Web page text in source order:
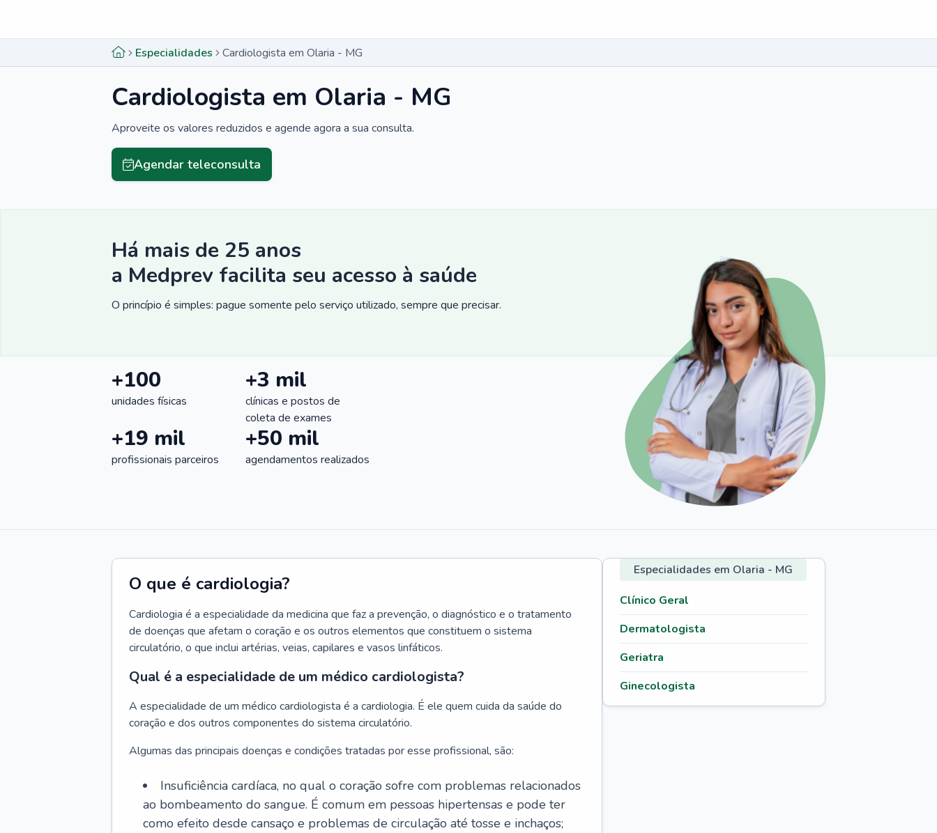
Especialidades Cardiologista em Olaria - MG
Cardiologista em Olaria - MG
Aproveite os valores reduzidos e agende agora a sua consulta.
Agendar teleconsulta
Há mais de 25 anos
a Medprev facilita seu acesso à saúde
O princípio é simples: pague somente pelo serviço utilizado, sempre que precisar.
+100
unidades físicas
+3 mil
clínicas e postos de
coleta de exames
+19 mil
profissionais parceiros
+50 mil
agendamentos realizados
O que é cardiologia?
Cardiologia é a especialidade da medicina que faz a prevenção, o diagnóstico e o tratamento
de doenças que afetam o coração e os outros elementos que constituem o sistema
circulatório, o que inclui artérias, veias, capilares e vasos linfáticos.
Qual é a especialidade de um médico cardiologista?
A especialidade de um médico cardiologista é a cardiologia. É ele quem cuida da saúde do
coração e dos outros componentes do sistema circulatório.
Algumas das principais doenças e condições tratadas por esse profissional, são:
Insuficiência cardíaca, no qual o coração sofre com problemas relacionados
ao bombeamento do sangue. É comum em pessoas hipertensas e pode ter
como efeito desde cansaço e problemas de circulação até tosse e inchaços;
Especialidades em Olaria - MG
Clínico Geral
Dermatologista
Geriatra
Ginecologista